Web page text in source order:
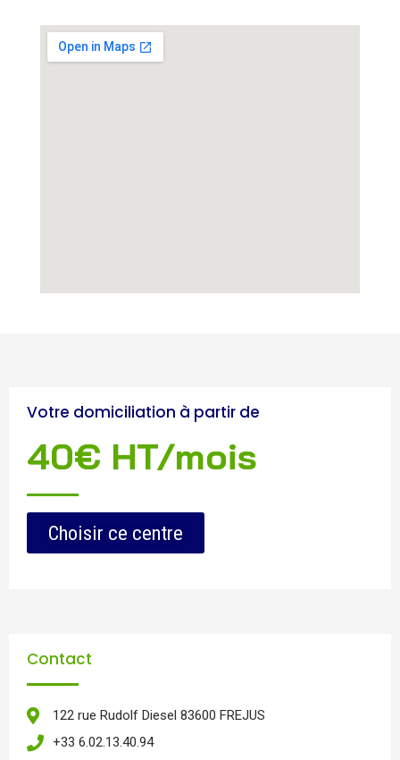
Votre domiciliation à partir de
40€ HT/mois
Choisir ce centre
Contact
122 rue Rudolf Diesel 83600 FREJUS
+33 6.02.13.40.94